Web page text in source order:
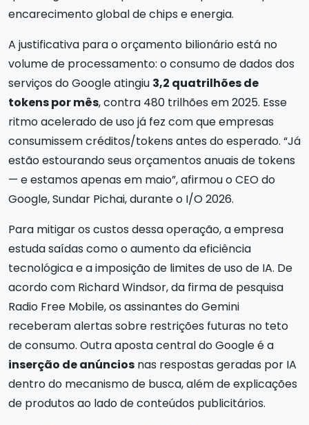
encarecimento global de chips e energia.
A justificativa para o orçamento bilionário está no
volume de processamento: o consumo de dados dos
serviços do Google atingiu 3,2 quatrilhões de
tokens por mês, contra 480 trilhões em 2025. Esse
ritmo acelerado de uso já fez com que empresas
consumissem créditos/tokens antes do esperado. “Já
estão estourando seus orçamentos anuais de tokens
— e estamos apenas em maio”, afirmou o CEO do
Google, Sundar Pichai, durante o I/O 2026.
Para mitigar os custos dessa operação, a empresa
estuda saídas como o aumento da eficiência
tecnológica e a imposição de limites de uso de IA. De
acordo com Richard Windsor, da firma de pesquisa
Radio Free Mobile, os assinantes do Gemini
receberam alertas sobre restrições futuras no teto
de consumo. Outra aposta central do Google é a
inserção de anúncios nas respostas geradas por IA
dentro do mecanismo de busca, além de explicações
de produtos ao lado de conteúdos publicitários.